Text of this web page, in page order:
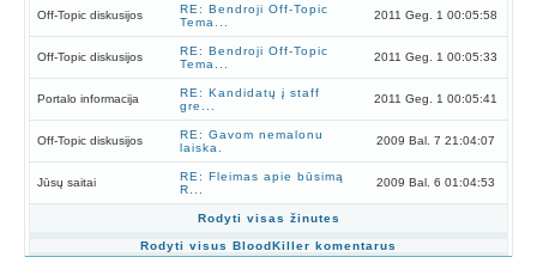
Off-Topic diskusijos
RE: Bendroji Off-Topic
Tema...
2011 Geg. 1 00:05:58
Off-Topic diskusijos
RE: Bendroji Off-Topic
Tema...
2011 Geg. 1 00:05:33
Portalo informacija
RE: Kandidatų į staff
gre...
2011 Geg. 1 00:05:41
Off-Topic diskusijos
RE: Gavom nemalonu
laiska.
2009 Bal. 7 21:04:07
Jūsų saitai
RE: Fleimas apie būsimą
R...
2009 Bal. 6 01:04:53
Rodyti visas žinutes
Rodyti visus BloodKiller komentarus